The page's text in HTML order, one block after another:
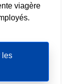
viagère
les